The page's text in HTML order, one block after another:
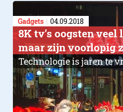
Gadgets 04.09.2018
8K tv’s oogsten veel
maar zijn voorlopig
Technologie is jaren te